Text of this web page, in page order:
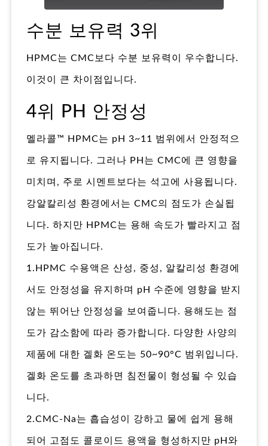
수분 보유력 3위
HPMC는 CMC보다 수분 보유력이 우수합니다.
이것이 큰 차이점입니다.
4위 PH 안정성
멜라콜™ HPMC는 pH 3~11 범위에서 안정적으
로 유지됩니다. 그러나 PH는 CMC에 큰 영향을
미치며, 주로 시멘트보다는 석고에 사용됩니다.
강알칼리성 환경에서는 CMC의 점도가 손실됩
니다. 하지만 HPMC는 용해 속도가 빨라지고 점
도가 높아집니다.
1.HPMC 수용액은 산성, 중성, 알칼리성 환경에
서도 안정성을 유지하며 pH 수준에 영향을 받지
않는 뛰어난 안정성을 보여줍니다. 용해도는 점
도가 감소함에 따라 증가합니다. 다양한 사양의
제품에 대한 겔화 온도는 50~90°C 범위입니다.
겔화 온도를 초과하면 침전물이 형성될 수 있습
니다.
2.CMC-Na는 흡습성이 강하고 물에 쉽게 용해
되어 고점도 콜로이드 용액을 형성하지만 pH와